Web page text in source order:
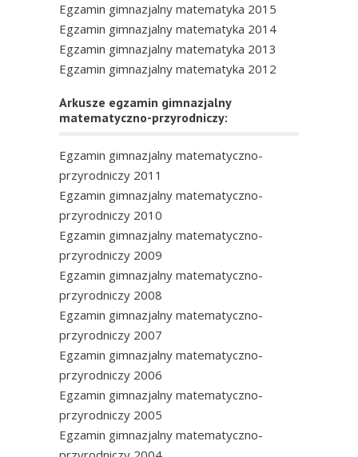
Egzamin gimnazjalny matematyka 2015
Egzamin gimnazjalny matematyka 2014
Egzamin gimnazjalny matematyka 2013
Egzamin gimnazjalny matematyka 2012
Arkusze egzamin gimnazjalny
matematyczno-przyrodniczy:
Egzamin gimnazjalny matematyczno-
przyrodniczy 2011
Egzamin gimnazjalny matematyczno-
przyrodniczy 2010
Egzamin gimnazjalny matematyczno-
przyrodniczy 2009
Egzamin gimnazjalny matematyczno-
przyrodniczy 2008
Egzamin gimnazjalny matematyczno-
przyrodniczy 2007
Egzamin gimnazjalny matematyczno-
przyrodniczy 2006
Egzamin gimnazjalny matematyczno-
przyrodniczy 2005
Egzamin gimnazjalny matematyczno-